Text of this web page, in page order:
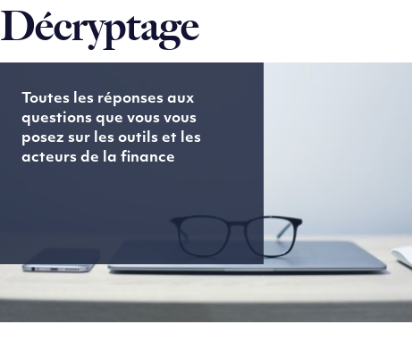
Décryptage
Toutes les réponses aux
questions que vous vous
posez sur les outils et les
acteurs de la finance